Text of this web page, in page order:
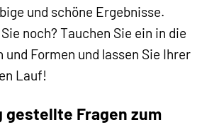
und schöne Ergebnisse.
noch? Tauchen Sie ein in die
und Formen und lassen Sie Ihrer
Lauf!
gestellte Fragen zum